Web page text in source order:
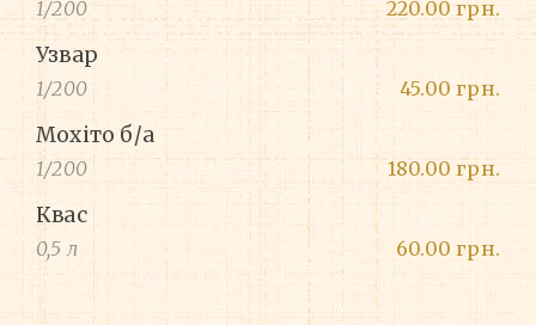
1/200 220.00 грн.
Узвар
1/200 45.00 грн.
Мохіто б/а
1/200 180.00 грн.
Квас
0,5 л 60.00 грн.